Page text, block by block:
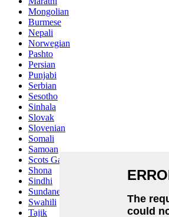
Mongolian
Burmese
Nepali
Norwegian
Pashto
Persian
Punjabi
Serbian
Sesotho
Sinhala
Slovak
Slovenian
Somali
Samoan
Scots Gaelic
Shona
Sindhi
Sundanese
Swahili
Tajik